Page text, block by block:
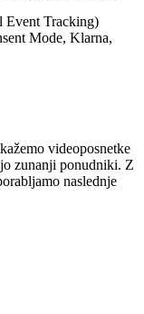
Event Tracking)
Mode, Klarna,
videoposnetke
zunanji ponudniki. Z
naslednje